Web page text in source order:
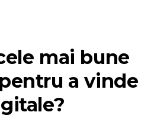
mai bune
a vinde